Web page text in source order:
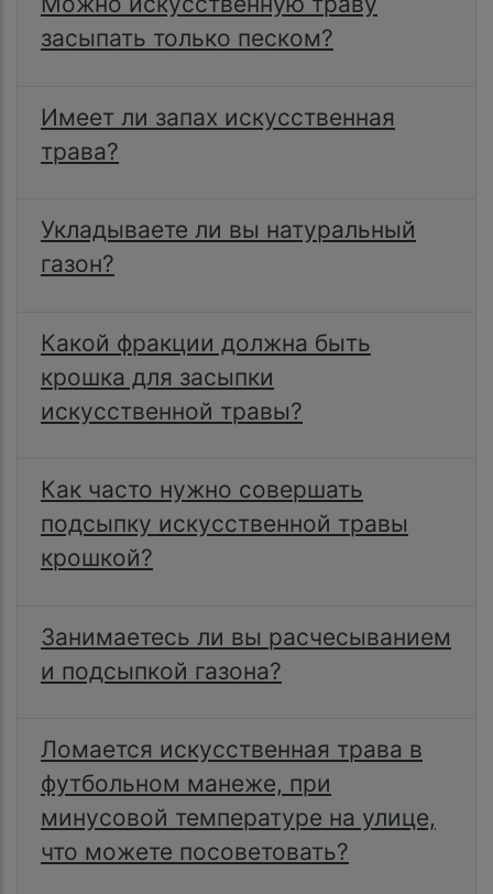
засыпать только песком?
Имеет ли запах искусственная
трава?
Укладываете ли вы натуральный
газон?
Какой фракции должна быть
крошка для засыпки
искусственной травы?
Как часто нужно совершать
подсыпку искусственной травы
крошкой?
Занимаетесь ли вы расчесыванием
и подсыпкой газона?
Ломается искусственная трава в
футбольном манеже, при
минусовой температуре на улице,
что можете посоветовать?